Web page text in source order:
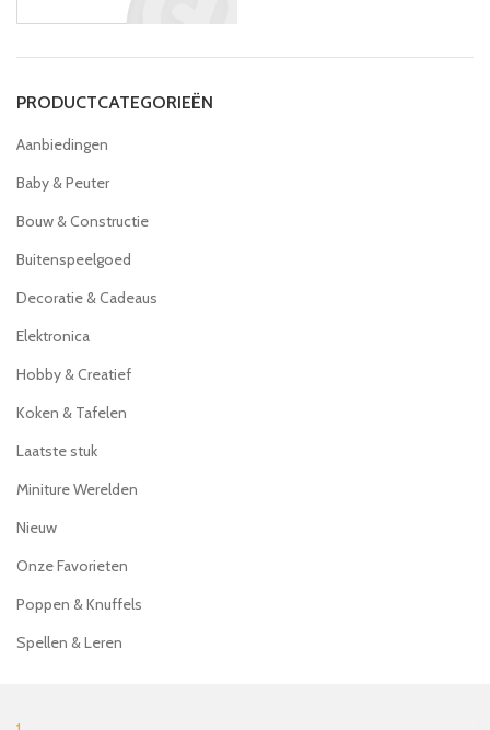
PRODUCTCATEGORIEËN
Aanbiedingen
Baby & Peuter
Bouw & Constructie
Buitenspeelgoed
Decoratie & Cadeaus
Elektronica
Hobby & Creatief
Koken & Tafelen
Laatste stuk
Miniture Werelden
Nieuw
Onze Favorieten
Poppen & Knuffels
Spellen & Leren